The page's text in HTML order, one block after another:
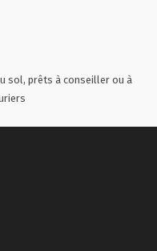
sol, prêts à conseiller ou à